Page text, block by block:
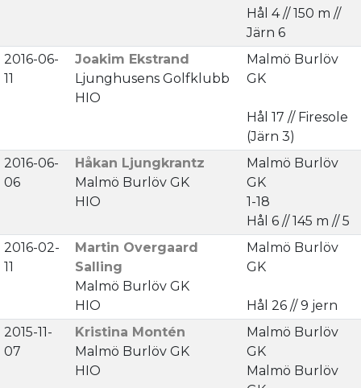
Hål 4 // 150 m //
Järn 6
2016-06-
11
Joakim Ekstrand
Ljunghusens Golfklubb
HIO
Malmö Burlöv
GK
Hål 17 // Firesole
(Järn 3)
2016-06-
06
Håkan Ljungkrantz
Malmö Burlöv GK
HIO
Malmö Burlöv
GK
1-18
Hål 6 // 145 m // 5
2016-02-
11
Martin Overgaard
Salling
Malmö Burlöv GK
HIO
Malmö Burlöv
GK
Hål 26 // 9 jern
2015-11-
07
Kristina Montén
Malmö Burlöv GK
HIO
Malmö Burlöv
GK
Malmö Burlöv